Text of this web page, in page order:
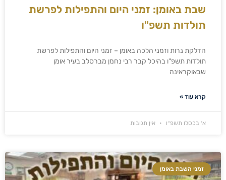
שבת באומן: זמני היום והתפילות לפרשת
תולדות תשפ"ו
הדלקת נרות וזמני הלכה באומן – זמני היום והתפילות לפרשת
תולדות תשפ"ו בהיכל קבר רבי נחמן מברסלב בעיר אומן
שבאוקראינה
קרא עוד »
א׳ בכסלו תשפ״ו אין תגובות
זמני השבת באומן